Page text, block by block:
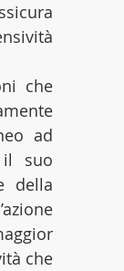
che
ad
il suo
della
che